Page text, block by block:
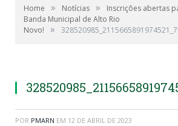
Home » Notícias »
Inscrições abertas
Banda Municipal de Alto Rio
Novo!
»
POR PMARN EM 12 DE ABRIL DE 2023